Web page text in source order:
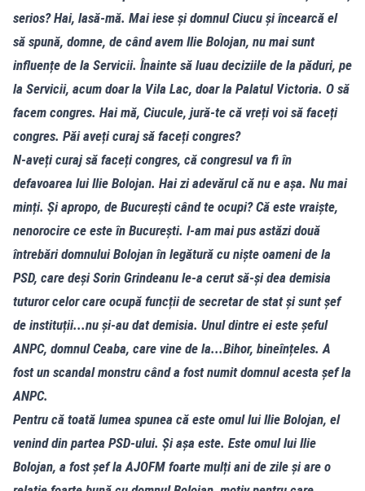
serios? Hai, lasă-mă. Mai iese și domnul Ciucu și încearcă el
să spună, domne, de când avem Ilie Bolojan, nu mai sunt
influențe de la Servicii. Înainte să luau deciziile de la păduri, pe
la Servicii, acum doar la Vila Lac, doar la Palatul Victoria. O să
facem congres. Hai mă, Ciucule, jură-te că vreți voi să faceți
congres. Păi aveți curaj să faceți congres?
N-aveți curaj să faceți congres, că congresul va fi în
defavoarea lui Ilie Bolojan. Hai zi adevărul că nu e așa. Nu mai
minți. Și apropo, de București când te ocupi? Că este vraiște,
nenorocire ce este în București. I-am mai pus astăzi două
întrebări domnului Bolojan în legătură cu niște oameni de la
PSD, care deși Sorin Grindeanu le-a cerut să-și dea demisia
tuturor celor care ocupă funcții de secretar de stat și sunt șef
de instituții...nu și-au dat demisia. Unul dintre ei este șeful
ANPC, domnul Ceaba, care vine de la...Bihor, bineînțeles. A
fost un scandal monstru când a fost numit domnul acesta șef la
ANPC.
Pentru că toată lumea spunea că este omul lui Ilie Bolojan, el
venind din partea PSD-ului. Și așa este. Este omul lui Ilie
Bolojan, a fost șef la AJOFM foarte mulți ani de zile și are o